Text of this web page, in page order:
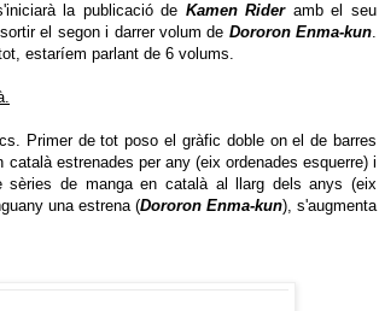
la publicació de Kamen Rideramb el seu
el segon i darrer volum de Dororon Enma-kun.
estaríem parlant de 6 volums.
Primer de tot poso el gràfic doble on el de barres
estrenades per any (eix ordenades esquerre) i
sèries de manga en català al llarg dels anys (eix
una estrena (Dororon Enma-kun), s'augmenta